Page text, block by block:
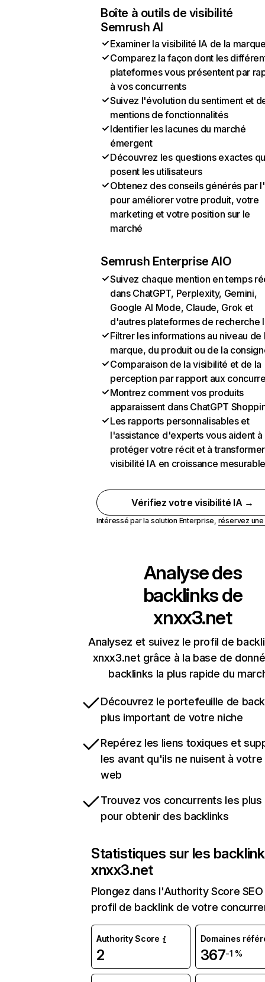
Boîte à outils de visibilité
Semrush AI
Examiner la visibilité IA de la
Comparez la façon dont les
plateformes vous présentent par
à vos concurrents
Suivez l'évolution du sentiment et
mentions de fonctionnalités
Identifier les lacunes du marché
émergent
Découvrez les questions exactes
posent les utilisateurs
Obtenez des conseils générés par
pour améliorer votre produit, votre
marketing et votre position sur le
marché
Semrush Enterprise AIO
Suivez chaque mention en temps
dans ChatGPT, Perplexity, Gemini,
Google AI Mode, Claude, Grok et
d'autres plateformes de recherche
Filtrer les informations au niveau de
marque, du produit ou de la
Comparaison de la visibilité et de la
perception par rapport aux
Montrez comment vos produits
apparaissent dans ChatGPT
Les rapports personnalisables et
l'assistance d'experts vous aident à
protéger votre récit et à
visibilité IA en croissance
Vérifiez votre visibilité IA →
Intéressé par la solution Enterprise, réservez
Analyse des
backlinks de
xnxx3.net
Analysez et suivez le profil de
xnxx3.net grâce à la base de
backlinks la plus rapide du
Découvrez le portefeuille de
plus important de votre niche
Repérez les liens toxiques et
les avant qu'ils ne nuisent à
web
Trouvez vos concurrents les
pour obtenir des backlinks
Statistiques sur les
xnxx3.net
Plongez dans l'Authority Score
profil de backlink de votre
Authority Score
2
Domaines
367-1 %